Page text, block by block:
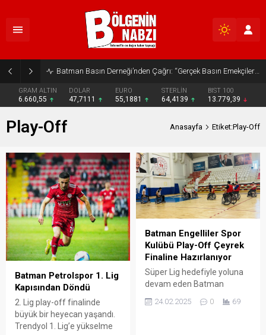
Batman Basın Derneği’nden Çağrı: “Gerçek Basın Emekçileri Desteklenmeli”
GRAM ALTIN
6.660,55
DOLAR
47,7111
EURO
55,1881
STERLİN
64,4139
BIST 100
13.779,39
Play-Off Anasayfa Etiket:Play-Off
Batman Petrolspor 1. Lig
Kapısından Döndü
2. Lig play-off finalinde
büyük bir heyecan yaşandı.
Trendyol 1. Lig’e yükselme
Batman Engelliler Spor
Kulübü Play-Off Çeyrek
Finaline Hazırlanıyor
Süper Lig hedefiyle yoluna
devam eden Batman
Engelliler Spor Kulübü, play-
off çeyrek finalinde Antalya
24.02.2025 0 69